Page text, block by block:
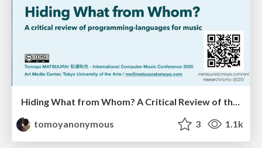
Hiding What from Whom? A Critical Review of the History of Programming languages for Music
tomoyanonymous
3 1.1k